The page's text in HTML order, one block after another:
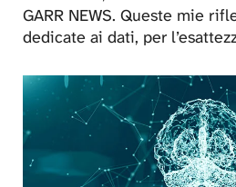
GARR NEWS. Queste mie
dedicate ai dati, per